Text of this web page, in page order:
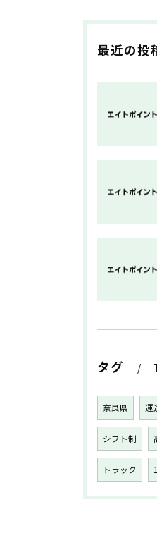
最近の投
タグ
奈良県 運
シフト制
トラック